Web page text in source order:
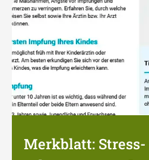
Merkblatt: